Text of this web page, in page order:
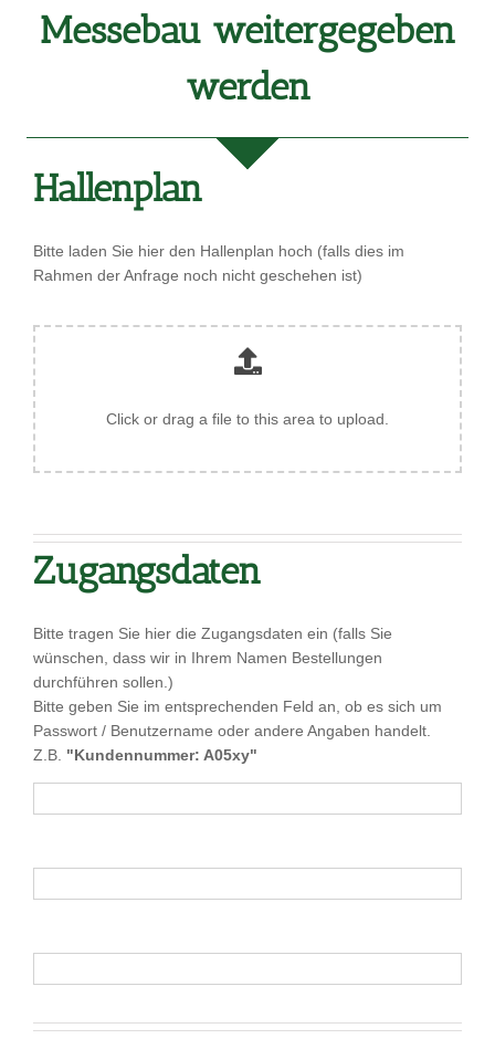
Messebau weitergegeben
werden
Hallenplan
Bitte laden Sie hier den Hallenplan hoch (falls dies im
Rahmen der Anfrage noch nicht geschehen ist)
Click or drag a file to this area to upload.
Zugangsdaten
Bitte tragen Sie hier die Zugangsdaten ein (falls Sie
wünschen, dass wir in Ihrem Namen Bestellungen
durchführen sollen.)
Bitte geben Sie im entsprechenden Feld an, ob es sich um
Passwort / Benutzername oder andere Angaben handelt.
Z.B. "Kundennummer: A05xy"